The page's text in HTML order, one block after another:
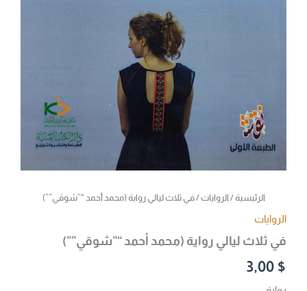
الرئيسية/ الروايات / في ثلاث ليالي رواية (محمد أحمد “”شوقي””)
الروايات
في ثلاث ليالي رواية (محمد أحمد “”شوقي””)
3,00 $